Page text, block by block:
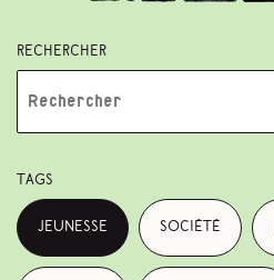
Rechercher
Tags
jeunesse société